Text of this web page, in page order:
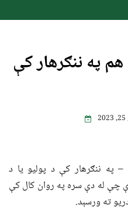
په ننګرهار کې
– په ننګرهار کې د پولیو یا د
چې له دې سره په روان کال کې
ته ورسېد.